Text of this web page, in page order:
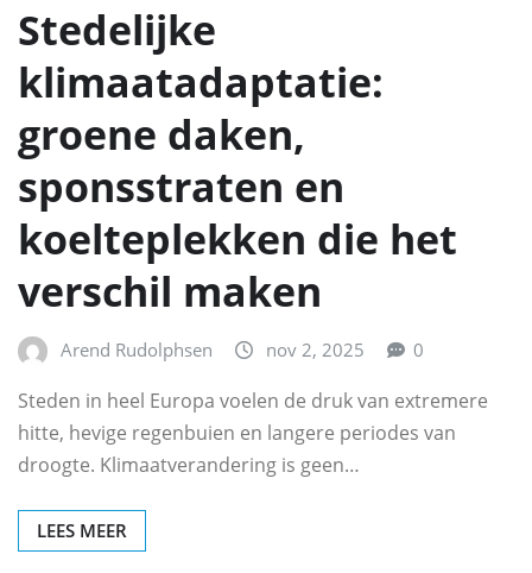
Stedelijke
klimaatadaptatie:
groene daken,
sponsstraten en
koelteplekken die het
verschil maken
Arend Rudolphsen nov 2, 2025 0
Steden in heel Europa voelen de druk van extremere
hitte, hevige regenbuien en langere periodes van
droogte. Klimaatverandering is geen…
LEES MEER